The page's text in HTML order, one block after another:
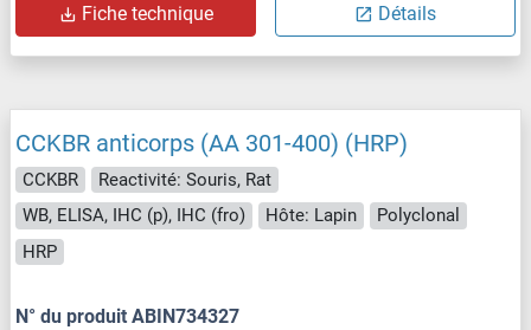
Fiche technique Détails
CCKBR anticorps (AA 301-400) (HRP)
CCKBR
Reactivité: Souris, Rat
WB, ELISA, IHC (p), IHC (fro)
Hôte: Lapin
Polyclonal
HRP
N° du produit ABIN734327